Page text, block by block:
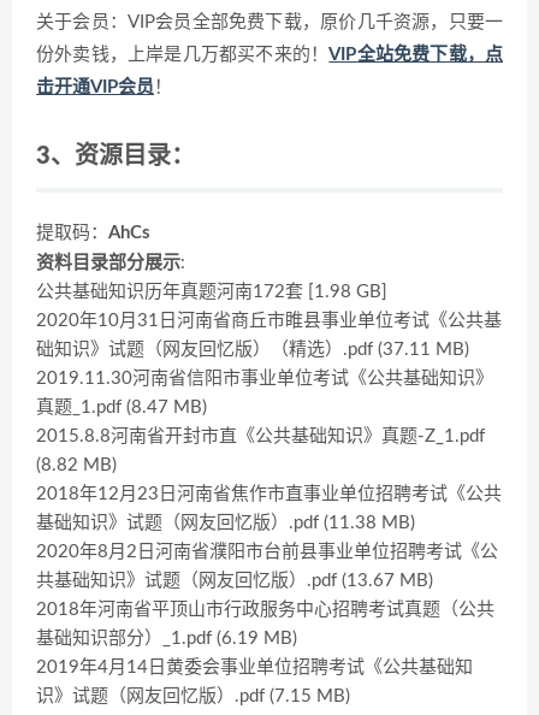
关于会员：VIP会员全部免费下载，原价几千资源，只要一
份外卖钱，上岸是几万都买不来的！VIP全站免费下载，点
击开通VIP会员 ！
3、资源目录：
提取码： AhCs
资料目录部分展示:
公共基础知识历年真题河南172套 [1.98 GB]
2020年10月31日河南省商丘市睢县事业单位考试《公共基
础知识》试题（网友回忆版）（精选）.pdf (37.11 MB)
2019.11.30河南省信阳市事业单位考试《公共基础知识》
真题_1.pdf (8.47 MB)
2015.8.8河南省开封市直《公共基础知识》真题-Z_1.pdf
(8.82 MB)
2018年12月23日河南省焦作市直事业单位招聘考试《公共
基础知识》试题（网友回忆版）.pdf (11.38 MB)
2020年8月2日河南省濮阳市台前县事业单位招聘考试《公
共基础知识》试题（网友回忆版）.pdf (13.67 MB)
2018年河南省平顶山市行政服务中心招聘考试真题（公共
基础知识部分）_1.pdf (6.19 MB)
2019年4月14日黄委会事业单位招聘考试《公共基础知
识》试题（网友回忆版）.pdf (7.15 MB)